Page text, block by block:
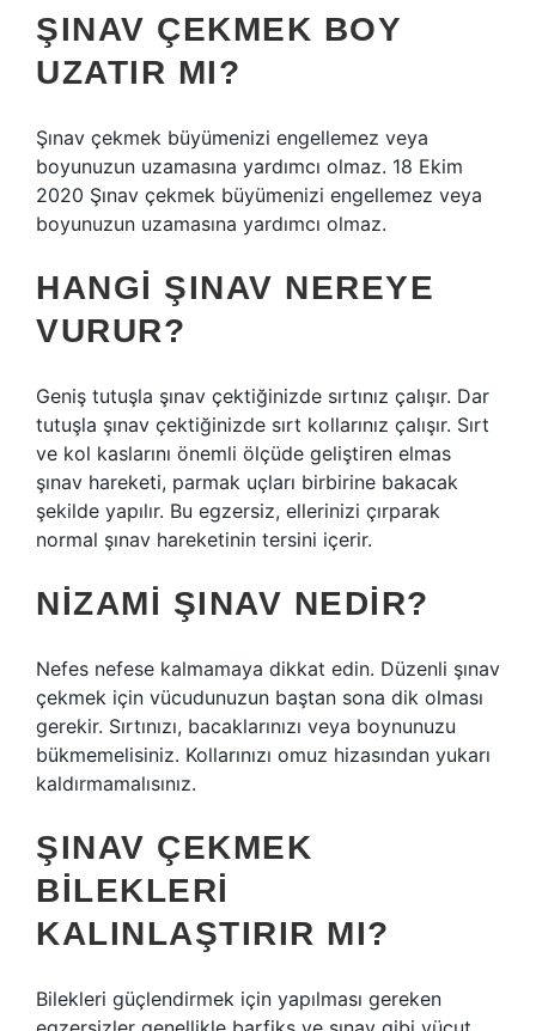
ŞINAV ÇEKMEK BOY
UZATIR MI?
Şınav çekmek büyümenizi engellemez veya
boyunuzun uzamasına yardımcı olmaz. 18 Ekim
2020 Şınav çekmek büyümenizi engellemez veya
boyunuzun uzamasına yardımcı olmaz.
HANGI ŞINAV NEREYE
VURUR?
Geniş tutuşla şınav çektiğinizde sırtınız çalışır. Dar
tutuşla şınav çektiğinizde sırt kollarınız çalışır. Sırt
ve kol kaslarını önemli ölçüde geliştiren elmas
şınav hareketi, parmak uçları birbirine bakacak
şekilde yapılır. Bu egzersiz, ellerinizi çırparak
normal şınav hareketinin tersini içerir.
NIZAMI ŞINAV NEDIR?
Nefes nefese kalmamaya dikkat edin. Düzenli şınav
çekmek için vücudunuzun baştan sona dik olması
gerekir. Sırtınızı, bacaklarınızı veya boynunuzu
bükmemelisiniz. Kollarınızı omuz hizasından yukarı
kaldırmamalısınız.
ŞINAV ÇEKMEK
BILEKLERI
KALINLAŞTIRIR MI?
Bilekleri güçlendirmek için yapılması gereken